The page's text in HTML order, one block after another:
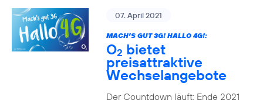
07. April 2021
MACH’S GUT 3G! HALLO 4G!:
O2 bietet
preisattraktive
Wechselangebote
Der Countdown läuft: Ende 2021